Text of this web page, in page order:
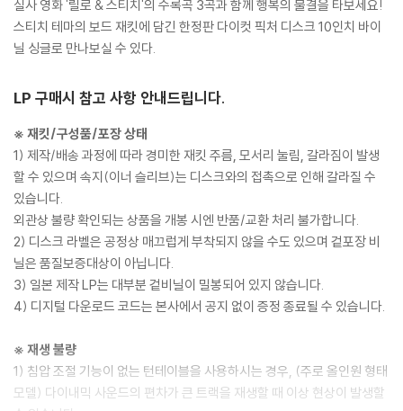
실사 영화 '릴로 & 스티치'의 수록곡 3곡과 함께 행복의 물결을 타보세요!
스티치 테마의 보드 재킷에 담긴 한정판 다이컷 픽처 디스크 10인치 바이
닐 싱글로 만나보실 수 있다.
LP 구매시 참고 사항 안내드립니다.
※ 재킷/구성품/포장 상태
1) 제작/배송 과정에 따라 경미한 재킷 주름, 모서리 눌림, 갈라짐이 발생
할 수 있으며 속지(이너 슬리브)는 디스크와의 접촉으로 인해 갈라질 수
있습니다.
외관상 불량 확인되는 상품을 개봉 시엔 반품/교환 처리 불가합니다.
2) 디스크 라벨은 공정상 매끄럽게 부착되지 않을 수도 있으며 겉포장 비
닐은 품질보증대상이 아닙니다.
3) 일본 제작 LP는 대부분 겉비닐이 밀봉되어 있지 않습니다.
4) 디지털 다운로드 코드는 본사에서 공지 없이 증정 종료될 수 있습니다.
※ 재생 불량
1) 침압 조절 기능이 없는 턴테이블을 사용하시는 경우, (주로 올인원 형태
모델) 다이내믹 사운드의 편차가 큰 트랙을 재생할 때 이상 현상이 발생할